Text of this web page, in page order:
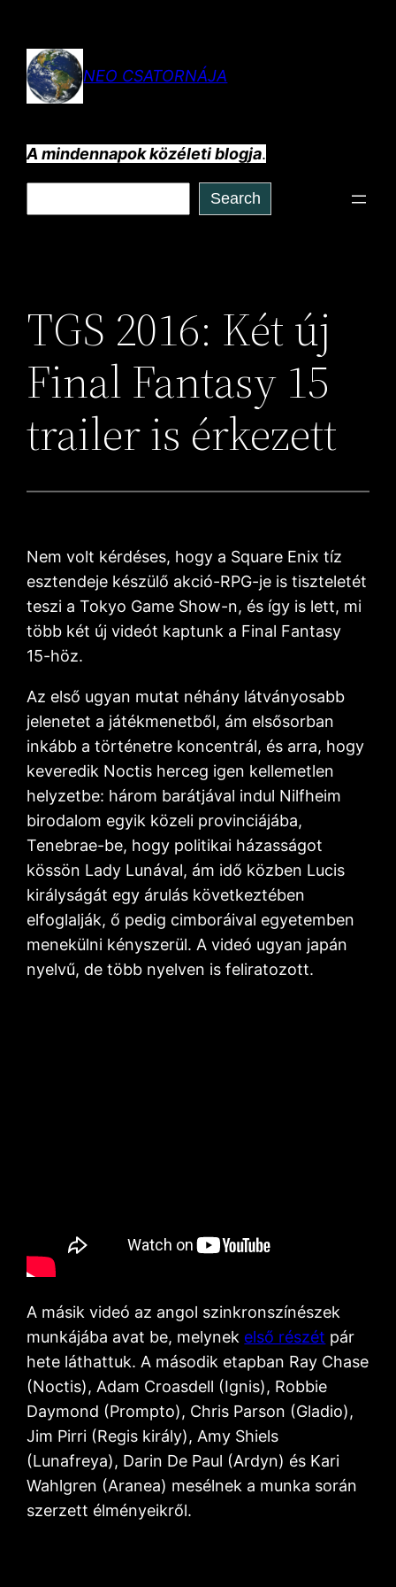
tartalomhozNEO CSATORNÁJA
A mindennapok közéleti blogja.
Search
TGS 2016: Két új
Final Fantasy 15
trailer is érkezett
Nem volt kérdéses, hogy a Square Enix tíz
esztendeje készülő akció-RPG-je is tiszteletét
teszi a Tokyo Game Show-n, és így is lett, mi
több két új videót kaptunk a Final Fantasy
15-höz.
Az első ugyan mutat néhány látványosabb
jelenetet a játékmenetből, ám elsősorban
inkább a történetre koncentrál, és arra, hogy
keveredik Noctis herceg igen kellemetlen
helyzetbe: három barátjával indul Nilfheim
birodalom egyik közeli provinciájába,
Tenebrae-be, hogy politikai házasságot
kössön Lady Lunával, ám idő közben Lucis
királyságát egy árulás következtében
elfoglalják, ő pedig cimboráival egyetemben
menekülni kényszerül. A videó ugyan japán
nyelvű, de több nyelven is feliratozott.
A másik videó az angol szinkronszínészek
munkájába avat be, melynek első részét pár
hete láthattuk. A második etapban Ray Chase
(Noctis), Adam Croasdell (Ignis), Robbie
Daymond (Prompto), Chris Parson (Gladio),
Jim Pirri (Regis király), Amy Shiels
(Lunafreya), Darin De Paul (Ardyn) és Kari
Wahlgren (Aranea) mesélnek a munka során
szerzett élményeikről.